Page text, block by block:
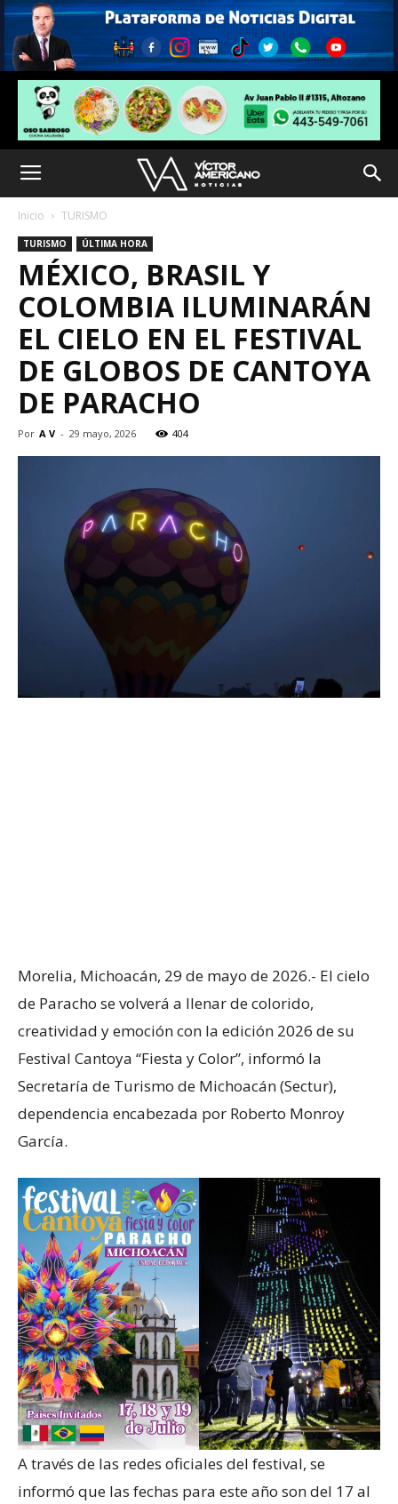
Inicio TURISMO
TURISMO ÚLTIMA HORA
MÉXICO, BRASIL Y
COLOMBIA ILUMINARÁN
EL CIELO EN EL FESTIVAL
DE GLOBOS DE CANTOYA
DE PARACHO
Por A V - 29 mayo, 2026 404
Morelia, Michoacán, 29 de mayo de 2026.- El cielo
de Paracho se volverá a llenar de colorido,
creatividad y emoción con la edición 2026 de su
Festival Cantoya “Fiesta y Color”, informó la
Secretaría de Turismo de Michoacán (Sectur),
dependencia encabezada por Roberto Monroy
García.
A través de las redes oficiales del festival, se
informó que las fechas para este año son del 17 al